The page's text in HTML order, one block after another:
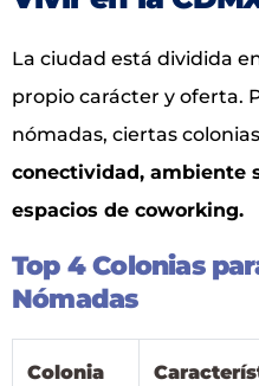
La ciudad está dividida
propio carácter y oferta.
nómadas, ciertas
conectividad, ambiente
espacios de coworking.
Top 4 Colonias
Nómadas
Colonia